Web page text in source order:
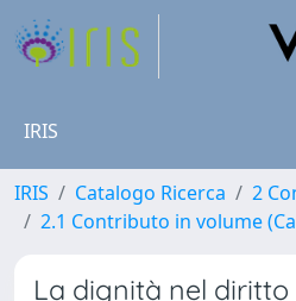
IRIS
IRIS Catalogo Ricerca
2
2.1 Contributo in volume
La dignità nel diritto